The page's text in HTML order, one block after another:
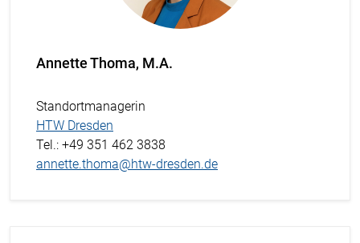
Annette Thoma, M.A.
Standortmanagerin
HTW Dresden
Tel.: +49 351 462 3838
annette.thoma@htw-dresden.de